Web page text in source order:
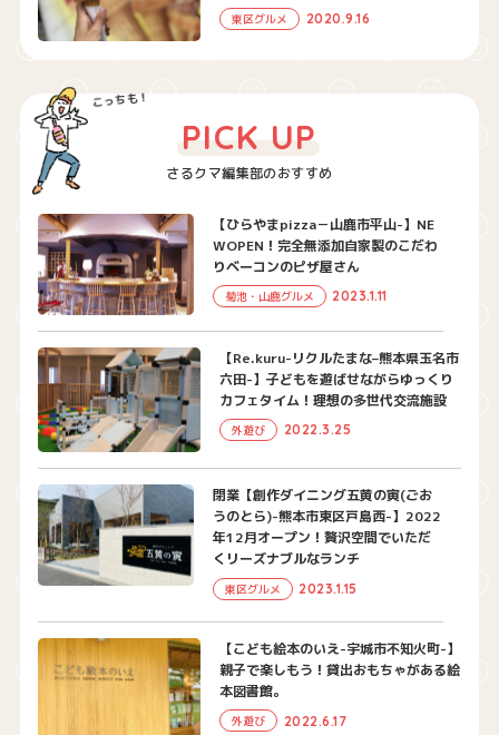
東区グルメ 2020.9.16
さるクマ編集部のおすすめ
PICK UP
【ひらやまpizza－山鹿市平山-】NE
WOPEN！完全無添加自家製のこだわ
りベーコンのピザ屋さん
菊池・山鹿グルメ 2023.1.11
【Re.kuru-リクルたまな–熊本県玉名市
六田-】子どもを遊ばせながらゆっくり
カフェタイム！理想の多世代交流施設
外遊び 2022.3.25
閉業【創作ダイニング五黄の寅(ごお
うのとら)-熊本市東区戸島西-】2022
年12月オープン！贅沢空間でいただ
くリーズナブルなランチ
東区グルメ 2023.1.15
【こども絵本のいえ-宇城市不知火町-】
親子で楽しもう！貸出おもちゃがある絵
本図書館。
外遊び 2022.6.17